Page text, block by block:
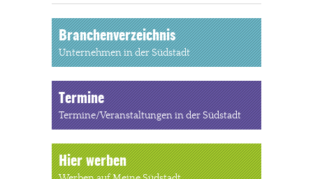
Branchenverzeichnis
Unternehmen in der Südstadt
Termine
Termine/Veranstaltungen in der Südstadt
Hier werben